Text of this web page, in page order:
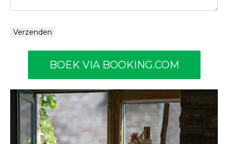
BOEK VIA BOOKING.COM